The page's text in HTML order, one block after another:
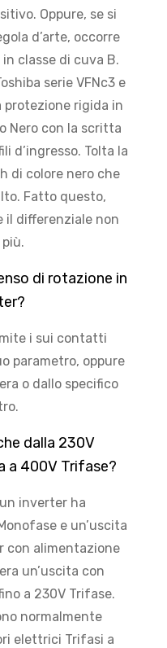
Oppure, se si
d’arte, occorre
classe di cuva B.
serie VFNc3 e
protezione rigida in
Nero con la scritta
d’ingresso. Tolta la
di colore nero che
Fatto questo,
il differenziale non
di rotazione in
i sui contatti
parametro, oppure
o dallo specifico
dalla 230V
a 400V Trifase?
inverter ha
e un’uscita
con alimentazione
un’uscita con
a 230V Trifase.
normalmente
elettrici Trifasi a